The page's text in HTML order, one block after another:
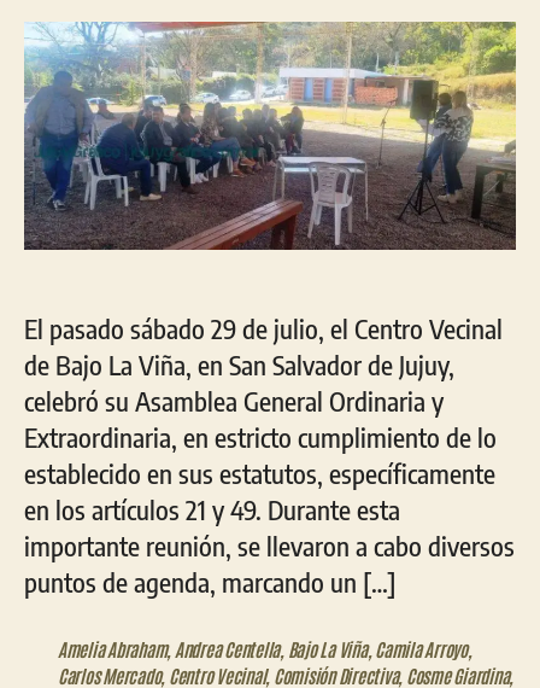
entrada
entrada
de
Bajo
La
Viña
la
El pasado sábado 29 de julio, el Centro Vecinal
de Bajo La Viña, en San Salvador de Jujuy,
celebró su Asamblea General Ordinaria y
Extraordinaria, en estricto cumplimiento de lo
establecido en sus estatutos, específicamente
en los artículos 21 y 49. Durante esta
importante reunión, se llevaron a cabo diversos
puntos de agenda, marcando un […]
Amelia Abraham, Andrea Centella, Bajo La Viña, Camila Arroyo,
Carlos Mercado, Centro Vecinal, Comisión Directiva, Cosme Giardina,